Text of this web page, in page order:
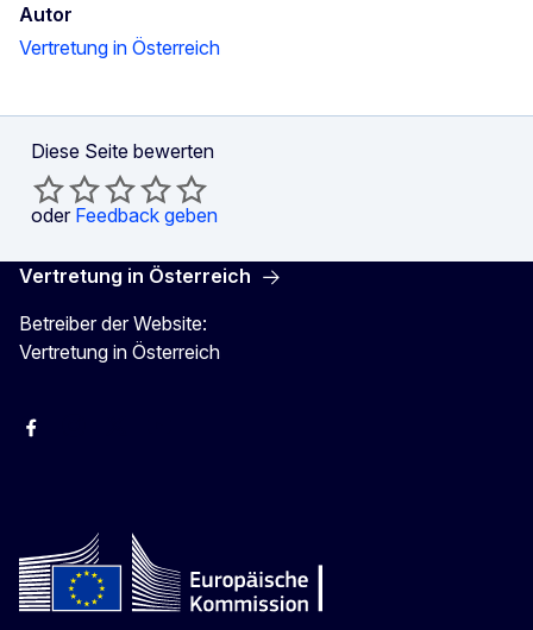
Autor
Vertretung in Österreich
Diese Seite bewerten
oder Feedback geben
Vertretung in Österreich
Betreiber der Website:
Vertretung in Österreich
Facebook